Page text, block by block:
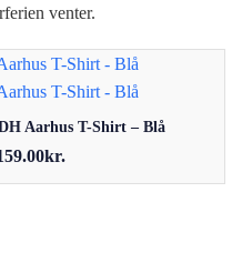
venter.
Aarhus T-Shirt – Blå
kr.
aktuelle